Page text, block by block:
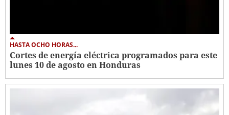
HASTA OCHO HORAS...
Cortes de energía eléctrica programados para este
lunes 10 de agosto en Honduras